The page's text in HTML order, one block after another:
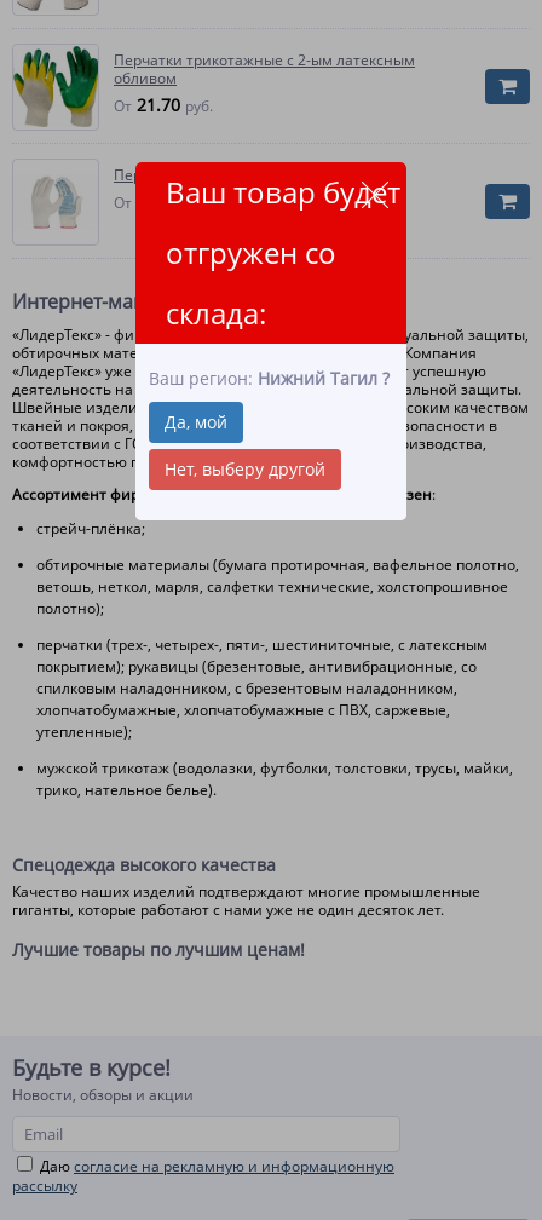
Ваш товар будет
отгружен со
склада:
Ваш регион: Нижний Тагил ?
Да, мой
Нет, выберу другой
Перчатки трикотажные с 2-ым латексным
обливом
От 21.70 руб.
Перчатки 10 класс (6 нитей)
От 10.60руб.
Интернет-магазин ЛидерТекс
«ЛидерТекс» - фирма-производитель средств индивидуальной защиты,
обтирочных материалов, стрейч-плёнки и трикотажа. Компания
«ЛидерТекс» уже несколько десятков лет осуществляет успешную
деятельность на российском рынке средств индивидуальной защиты.
Швейные изделия фирмы «ЛидерТекс» отличаются высоким качеством
тканей и покроя, соблюдением норм и требований безопасности в
соответствии с ГОСТом, современной технологией производства,
комфортностью при ношении.
Ассортимент фирмы «ЛидерТекс» довольно разнообразен:
стрейч-плёнка;
обтирочные материалы (бумага протирочная, вафельное полотно,
ветошь, неткол, марля, салфетки технические, холстопрошивное
полотно);
перчатки (трех-, четырех-, пяти-, шестиниточные, с латексным
покрытием); рукавицы (брезентовые, антивибрационные, со
спилковым наладонником, с брезентовым наладонником,
хлопчатобумажные, хлопчатобумажные с ПВХ, саржевые,
утепленные);
мужской трикотаж (водолазки, футболки, толстовки, трусы, майки,
трико, нательное белье).
Спецодежда высокого качества
Качество наших изделий подтверждают многие промышленные
гиганты, которые работают с нами уже не один десяток лет.
Лучшие товары по лучшим ценам!
Будьте в курсе!
Новости, обзоры и акции
Даюсогласие на рекламную и информационную
рассылку